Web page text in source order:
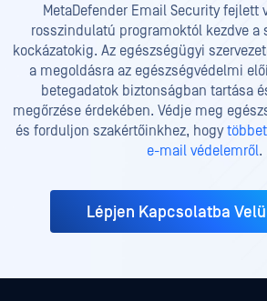
MetaDefender Email Security fejlett
rosszindulatú programoktól kezdve a
kockázatokig. Az egészségügyi
a megoldásra az egészségvédelmi
betegadatok biztonságban tartása
megőrzése érdekében. Védje meg
és forduljon szakértőinkhez, hogy
e-mail védelemről.
Lépjen Kapcsolatba